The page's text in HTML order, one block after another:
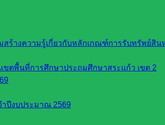
ร้างความรู้เกี่ยวกับหลักเกณฑ์การรับทรัพย์สิน
ขตพื้นที่การศึกษาประถมศึกษาสระแก้ว เขต 2
ปีงบประมาณ 2569